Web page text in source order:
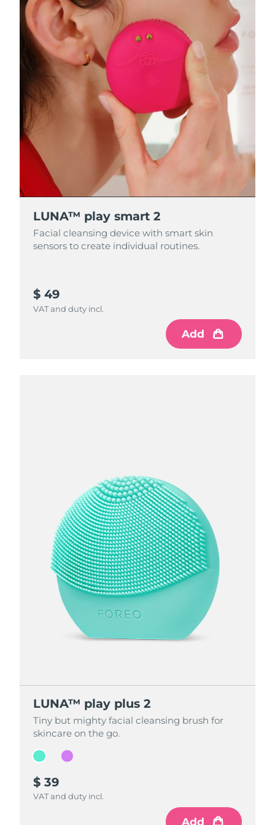
LUNA™ play smart 2
Facial cleansing device with smart skin
sensors to create individual routines.
$ 49
VAT and duty incl.
Add
LUNA™ play plus 2
Tiny but mighty facial cleansing brush for
skincare on the go.
$ 39
VAT and duty incl.
Add
LUNA™ play plus 2
Tiny but mighty facial cleansing brush for
skincare on the go.
$ 39
VAT and duty incl.
Add